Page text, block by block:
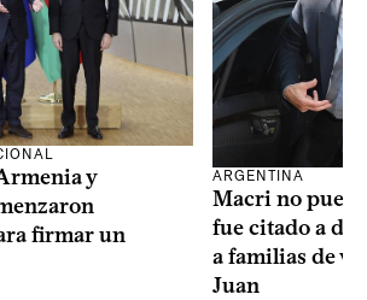
y
firmar un
ARGENTINA
Macri no
fue citado a
a familias de
Juan